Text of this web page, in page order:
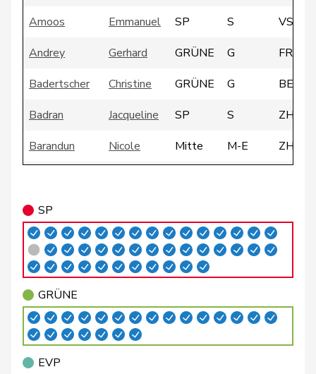
Amoos
Emmanuel SP S
VS
Andrey
Gerhard GRÜNE G
FR
Badertscher
Christine GRÜNE G
BE
Badran
Jacqueline SP S
ZH
Barandun
Nicole Mitte M-E
ZH
Bendahan
Blunschy
Dominik Mitte M-E
Bregy
Philipp
Mitte M-E VS
Brenzikofer Florence GRÜNE G
Brizzi
Simona SP S
AG
SP
GRÜNE
EVP